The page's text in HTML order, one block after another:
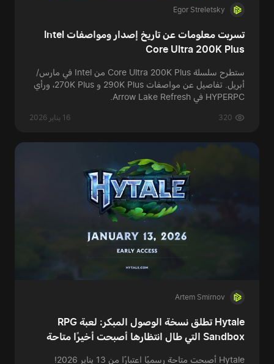
Egor Streletsky
تسربت معلومات عن تاريخ إصدار ومواصفات Intel
Core Ultra 200K Plus
ستطرح سلسلة Core Ultra 200K Plus من Intel في مارس/
أبريل. تفاصيل عن مواصفات 290K Plus و 270K Plus، ورأي
HYPERPC في Arrow Lake Refresh.
16 يناير 2026 320
Artem Smirnov
Hytale تطلق نسخة الوصول المبكر: لعبة RPG
Sandbox التي طال انتظارها أصبحت أخيرًا متاحة
Hytale أصبحت متاحة رسميًا اعتبارًا من 13 يناير 2026!